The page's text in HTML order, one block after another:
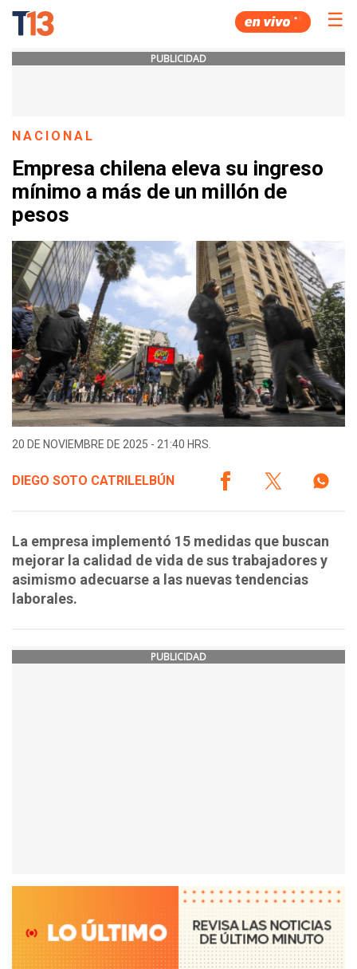
☰
PUBLICIDAD
NACIONAL
Empresa chilena eleva su ingreso
mínimo a más de un millón de
pesos
20 DE NOVIEMBRE DE 2025 - 21:40 HRS.
DIEGO SOTO CATRILELBÚN
La empresa implementó 15 medidas que buscan
mejorar la calidad de vida de sus trabajadores y
asimismo adecuarse a las nuevas tendencias
laborales.
PUBLICIDAD